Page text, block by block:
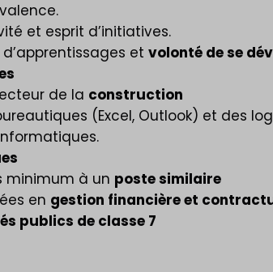
et esprit d’initiatives.
et volonté de se
de la construction
(Excel, Outlook) et des
minimum à un poste similaire
en gestion financière et
publics de classe 7